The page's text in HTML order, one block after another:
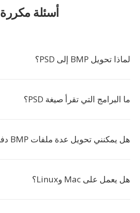
أسئلة مكررة
لماذا تحويل BMP إلى PSD؟
ما البرامج التي تقرأ صيغة PSD؟
هل يمكنني تحويل عدة ملفات BMP دفعة واحدة؟
هل يعمل على Mac وLinux؟